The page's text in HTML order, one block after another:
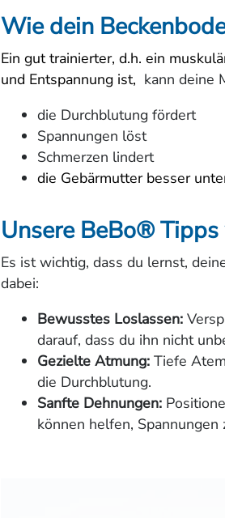
Wie dein
Ein gut trainierter, d.h. ein
und Entspannung ist, kann deine
die Durchblutung fördert
Spannungen löst
Schmerzen lindert
die Gebärmutter besser
Unsere BeBo®
Es ist wichtig, dass du lernst,
dabei:
Bewusstes Loslassen:
darauf, dass du ihn nicht
Gezielte Atmung:Tiefe
die Durchblutung.
Sanfte Dehnungen:
können helfen, Spannungen